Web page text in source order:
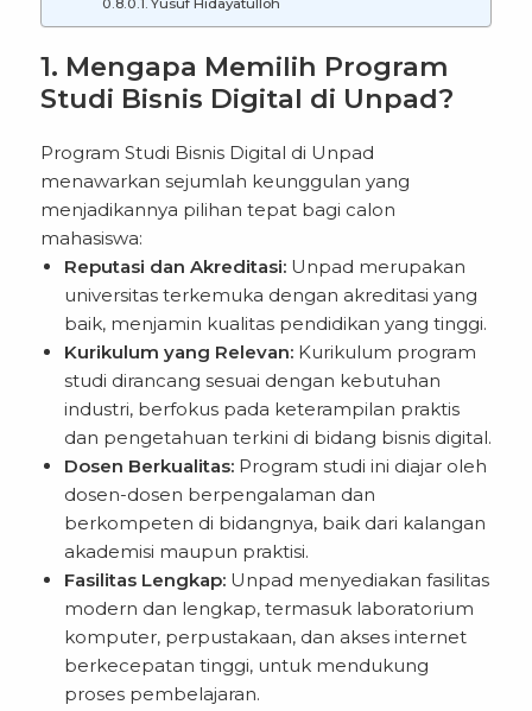
Yusuf Hidayatulloh
1. Mengapa Memilih Program
Studi Bisnis Digital di Unpad?
Program Studi Bisnis Digital di Unpad
menawarkan sejumlah keunggulan yang
menjadikannya pilihan tepat bagi calon
mahasiswa:
Reputasi dan Akreditasi: Unpad merupakan
universitas terkemuka dengan akreditasi yang
baik, menjamin kualitas pendidikan yang tinggi.
Kurikulum yang Relevan: Kurikulum program
studi dirancang sesuai dengan kebutuhan
industri, berfokus pada keterampilan praktis
dan pengetahuan terkini di bidang bisnis digital.
Dosen Berkualitas: Program studi ini diajar oleh
dosen-dosen berpengalaman dan
berkompeten di bidangnya, baik dari kalangan
akademisi maupun praktisi.
Fasilitas Lengkap: Unpad menyediakan fasilitas
modern dan lengkap, termasuk laboratorium
komputer, perpustakaan, dan akses internet
berkecepatan tinggi, untuk mendukung
proses pembelajaran.